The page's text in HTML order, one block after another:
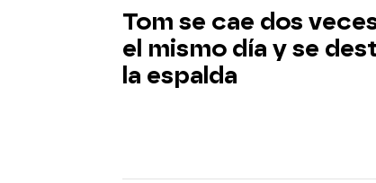
Tom se cae dos
el mismo día y se
la espalda